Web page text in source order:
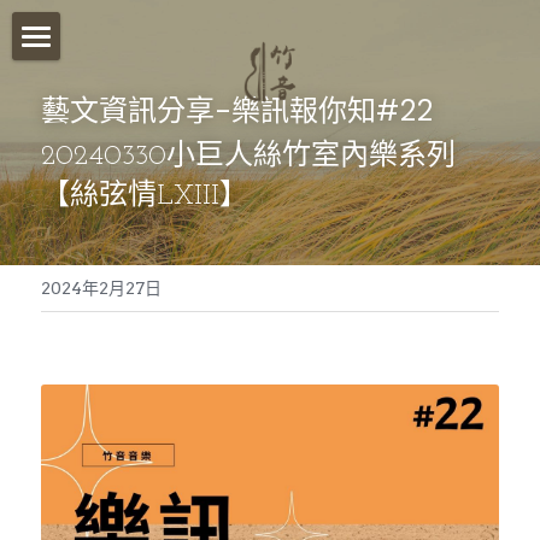
影音分享
竹音講堂
竹音小語
竹音小教室
ESG永續發展
聯絡我們
藝文資訊分享-樂訊報你知#22
20240330小巨人絲竹室內樂系列
【絲弦情LXIII】
2024年2月27日